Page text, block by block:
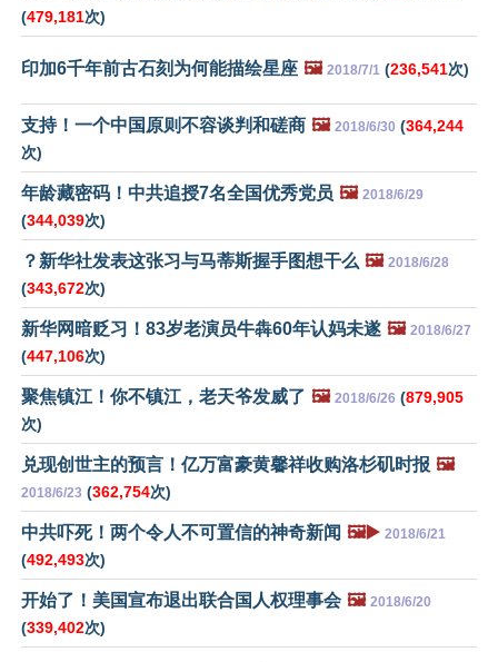
(479,181次)
印加6千年前古石刻为何能描绘星座 🖼️ 2018/7/1 (236,541次)
支持！一个中国原则不容谈判和磋商 🖼️ 2018/6/30 (364,244
次)
年龄藏密码！中共追授7名全国优秀党员 🖼️ 2018/6/29
(344,039次)
？新华社发表这张习与马蒂斯握手图想干么 🖼️ 2018/6/28
(343,672次)
新华网暗贬习！83岁老演员牛犇60年认妈未遂 🖼️ 2018/6/27
(447,106次)
聚焦镇江！你不镇江，老天爷发威了 🖼️ 2018/6/26 (879,905
次)
兑现创世主的预言！亿万富豪黄馨祥收购洛杉矶时报 🖼️
2018/6/23 (362,754次)
中共吓死！两个令人不可置信的神奇新闻 🖼️▶️ 2018/6/21
(492,493次)
开始了！美国宣布退出联合国人权理事会 🖼️ 2018/6/20
(339,402次)